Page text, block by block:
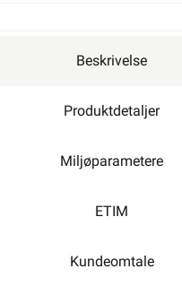
16MM
25MM
Beskrivelse
Produktdetaljer
Miljøparametere
ETIM
Kundeomtale